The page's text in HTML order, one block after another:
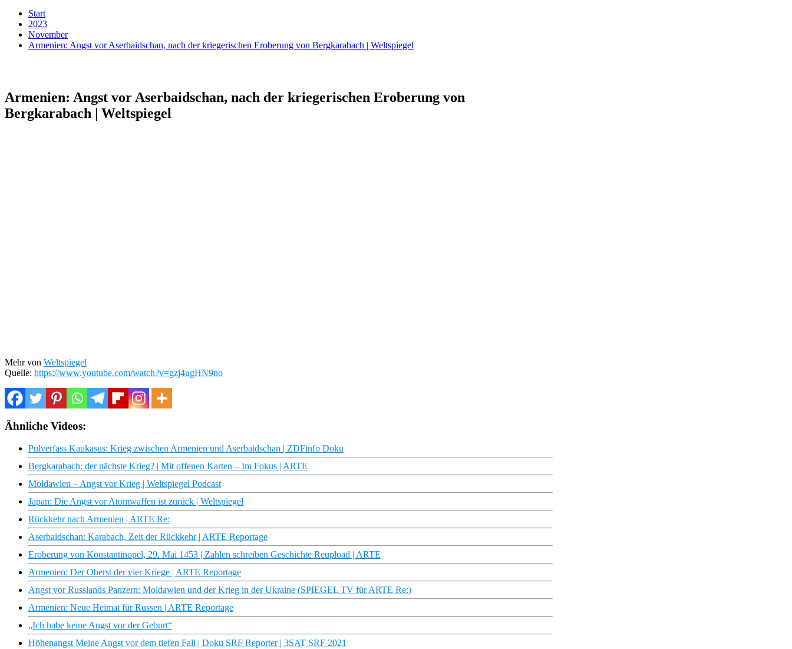
Start
2023
November
Armenien: Angst vor Aserbaidschan, nach der kriegerischen Eroberung von Bergkarabach | Weltspiegel
Armenien: Angst vor Aserbaidschan, nach der kriegerischen Eroberung von
Bergkarabach | Weltspiegel
Mehr von Weltspiegel
Quelle: https://www.youtube.com/watch?v=gzj4ugHN9no
Ähnliche Videos:
Pulverfass Kaukasus: Krieg zwischen Armenien und Aserbaidschan | ZDFinfo Doku
Bergkarabach: der nächste Krieg? | Mit offenen Karten – Im Fokus | ARTE
Moldawien – Angst vor Krieg | Weltspiegel Podcast
Japan: Die Angst vor Atomwaffen ist zurück | Weltspiegel
Rückkehr nach Armenien | ARTE Re:
Aserbaidschan: Karabach, Zeit der Rückkehr | ARTE Reportage
Eroberung von Konstantinopel, 29. Mai 1453 | Zahlen schreiben Geschichte Reupload | ARTE
Armenien: Der Oberst der vier Kriege | ARTE Reportage
Angst vor Russlands Panzern: Moldawien und der Krieg in der Ukraine (SPIEGEL TV für ARTE Re:)
Armenien: Neue Heimat für Russen | ARTE Reportage
„Ich habe keine Angst vor der Geburt“
Höhenangst Meine Angst vor dem tiefen Fall | Doku SRF Reporter | 3SAT SRF 2021